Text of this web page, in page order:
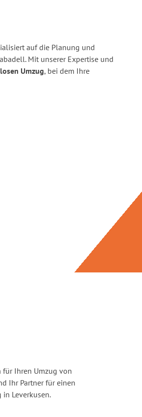
auf die Planung und
Mit unserer Expertise und
Umzug, bei dem Ihre
für Ihren Umzug von
Ihr Partner für einen
Leverkusen.